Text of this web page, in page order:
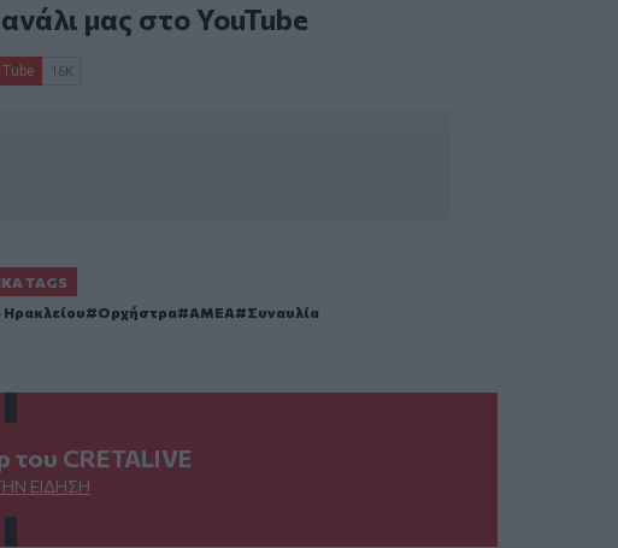
μας στοYouTube
TAGS
Ηρακλείου Ορχήστρα ΑΜΕΑ Συναυλία
του CRETALIVE
ΕΊΔΗΣΗ